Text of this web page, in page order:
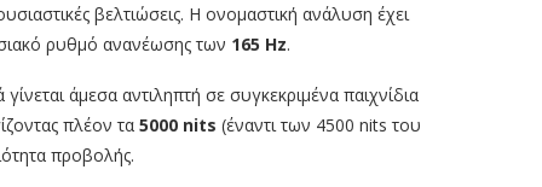
βελτιώσεις. Η ονομαστική ανάλυση έχει
ρυθμό ανανέωσης των 165 Hz.
άμεσα αντιληπτή σε συγκεκριμένα παιχνίδια
πλέον τα 5000 nits (έναντι των 4500 nits του
προβολής.